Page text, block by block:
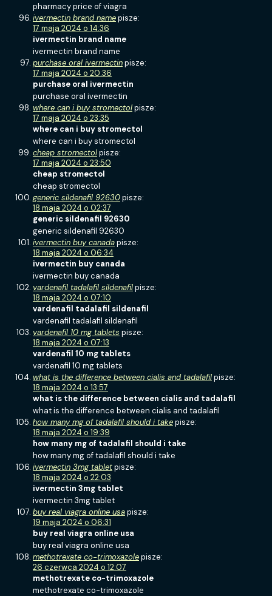
pharmacy price of viagra
ivermectin brand namepisze:
17 maja 2024 o 14:36
ivermectin brand name
ivermectin brand name
purchase oral ivermectinpisze:
17 maja 2024 o 20:36
purchase oral ivermectin
purchase oral ivermectin
where can i buy stromectolpisze:
17 maja 2024 o 23:35
where can i buy stromectol
where can i buy stromectol
cheap stromectolpisze:
17 maja 2024 o 23:50
cheap stromectol
cheap stromectol
generic sildenafil 92630pisze:
18 maja 2024 o 02:37
generic sildenafil 92630
generic sildenafil 92630
ivermectin buy canadapisze:
18 maja 2024 o 06:34
ivermectin buy canada
ivermectin buy canada
vardenafil tadalafil sildenafilpisze:
18 maja 2024 o 07:10
vardenafil tadalafil sildenafil
vardenafil tadalafil sildenafil
vardenafil 10 mg tablets pisze:
18 maja 2024 o 07:13
vardenafil 10 mg tablets
vardenafil 10 mg tablets
what is the difference between cialis and tadalafilpisze:
18 maja 2024 o 13:57
what is the difference between cialis and tadalafil
what is the difference between cialis and tadalafil
how many mg of tadalafil should i takepisze:
18 maja 2024 o 19:39
how many mg of tadalafil should i take
how many mg of tadalafil should i take
ivermectin 3mg tabletpisze:
18 maja 2024 o 22:03
ivermectin 3mg tablet
ivermectin 3mg tablet
buy real viagra online usapisze:
19 maja 2024 o 06:31
buy real viagra online usa
buy real viagra online usa
methotrexate co-trimoxazolepisze:
26 czerwca 2024 o 12:07
methotrexate co-trimoxazole
methotrexate co-trimoxazole